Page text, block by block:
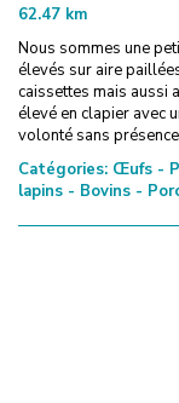
62.47 km
Nous sommes une
élevés sur aire
caissettes mais aussi
élevé en clapier avec
volonté sans
Catégories: Œufs -
lapins - Bovins -